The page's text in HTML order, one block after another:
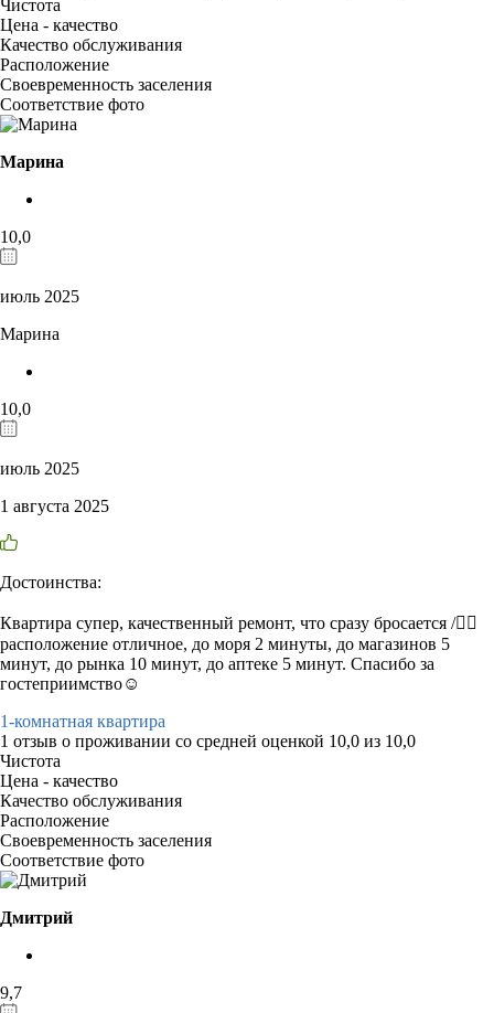
Чистота
Цена - качество
Качество обслуживания
Расположение
Своевременность заселения
Соответствие фото
Марина
10,0
июль 2025
Марина
10,0
июль 2025
1 августа 2025
Достоинства:
Квартира супер, качественный ремонт, что сразу бросается /👍🏻
расположение отличное, до моря 2 минуты, до магазинов 5
минут, до рынка 10 минут, до аптеке 5 минут. Спасибо за
гостеприимство☺️
1-комнатная квартира
1 отзыв о проживании со средней оценкой 10,0 из 10,0
Чистота
Цена - качество
Качество обслуживания
Расположение
Своевременность заселения
Соответствие фото
Дмитрий
9,7